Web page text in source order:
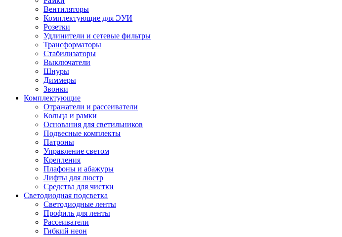
Вентиляторы
Комплектующие для ЭУИ
Розетки
Удлинители и сетевые фильтры
Трансформаторы
Стабилизаторы
Выключатели
Шнуры
Диммеры
Звонки
Комплектующие
Отражатели и рассеиватели
Кольца и рамки
Основания для светильников
Подвесные комплекты
Патроны
Управление светом
Крепления
Плафоны и абажуры
Лифты для люстр
Средства для чистки
Светодиодная подсветка
Светодиодные ленты
Профиль для ленты
Рассеиватели
Гибкий неон